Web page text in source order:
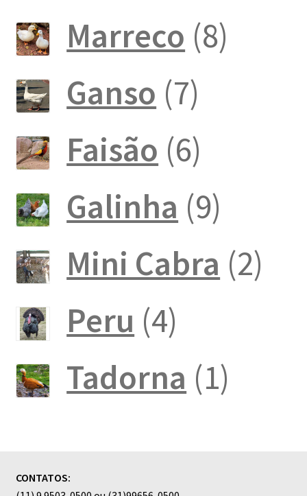
Marreco 88
Ganso 77
Faisão 66
Galinha 99
Mini Cabra 22
Peru 44
produtos
Tadorna 11
CONTATOS: